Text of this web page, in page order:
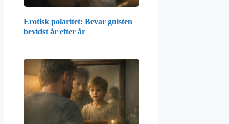
Erotisk polaritet: Bevar gnisten
bevidst år efter år